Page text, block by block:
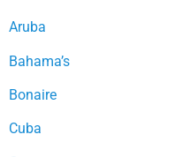
Aruba
Bahama’s
Bonaire
Cuba